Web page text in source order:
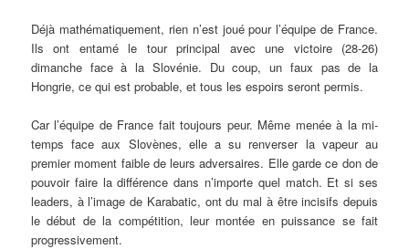
Déjà mathématiquement, rien n’est joué pour l’équipe de France.
Ils ont entamé le tour principal avec une victoire (28-26)
dimanche face à la Slovénie. Du coup, un faux pas de la
Hongrie, ce qui est probable, et tous les espoirs seront permis.
Car l’équipe de France fait toujours peur. Même menée à la mi-
temps face aux Slovènes, elle a su renverser la vapeur au
premier moment faible de leurs adversaires. Elle garde ce don de
pouvoir faire la différence dans n’importe quel match. Et si ses
leaders, à l’image de Karabatic, ont du mal à être incisifs depuis
le début de la compétition, leur montée en puissance se fait
progressivement.